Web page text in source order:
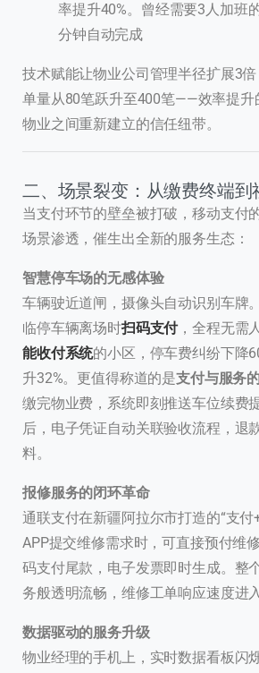
率提升40%。曾经需要3人加班
分钟自动完成
技术赋能让物业公司管理半径扩展3
单量从80笔跃升至400笔——效率提升
物业之间重新建立的信任纽带。
二、场景裂变：从缴费终端到
当支付环节的壁垒被打破，移动支付
场景渗透，催生出全新的服务生态：
智慧停车场的无感体验
车辆驶近道闸，摄像头自动识别车牌
临停车辆离场时扫码支付，全程无需
能收付系统的小区，停车费纠纷下降
升32%。更值得称道的是支付与服务
缴完物业费，系统即刻推送车位续费
后，电子凭证自动关联验收流程，退
料。
报修服务的闭环革命
通联支付在新疆阿拉尔市打造的“支付
APP提交维修需求时，可直接预付维
码支付尾款，电子发票即时生成。整
务般透明流畅，维修工单响应速度进入
数据驱动的服务升级
物业经理的手机上，实时数据看板闪